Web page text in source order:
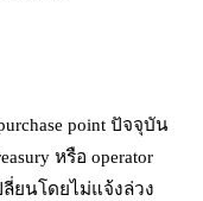
point ปัจจุบัน
หรือ operator
ลี่ยนโดยไม่แจ้งล่วง